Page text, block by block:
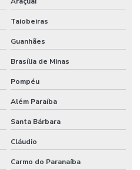
Taiobeiras
Guanhães
Brasília de Minas
Pompéu
Além Paraíba
Santa Bárbara
Cláudio
Carmo do Paranaíba